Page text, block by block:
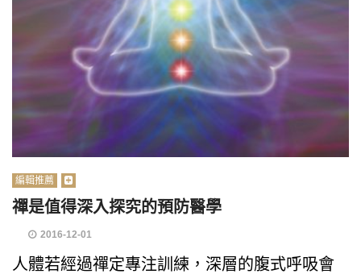
編輯推薦
禪是值得深入探究的預防醫學
2016-12-01
人體若經過禪定專注訓練，深層的腹式呼吸會